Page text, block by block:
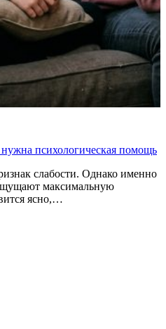
психологическая помощь
слабости. Однако именно
максимальную
ясно,…